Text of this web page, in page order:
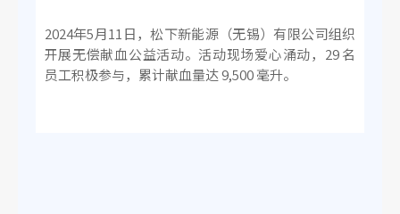
2024年5月11日，松下新能源（无锡）有限公司组织
开展无偿献血公益活动。活动现场爱心涌动，29 名
员工积极参与，累计献血量达 9,500 毫升。